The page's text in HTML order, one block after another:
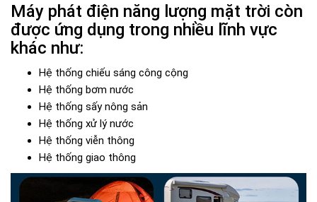
Máy phát điện năng lượng mặt trời còn
được ứng dụng trong nhiều lĩnh vực
khác như:
Hệ thống chiếu sáng công cộng
Hệ thống bơm nước
Hệ thống sấy nông sản
Hệ thống xử lý nước
Hệ thống viễn thông
Hệ thống giao thông